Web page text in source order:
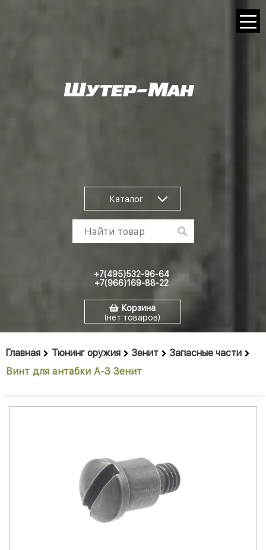
Каталог
+7(495)532-96-64
+7(966)169-88-22
Корзина
(нет товаров)
Главная Тюнинг оружия Зенит
Запасные части
Винт для антабки А-3 Зенит